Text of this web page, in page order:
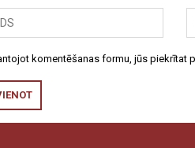
komentēšanas formu, jūs piekrītat